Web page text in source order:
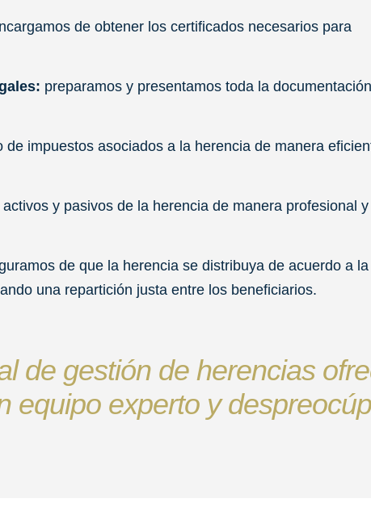
de obtener los certificados necesarios para
preparamos y presentamos toda la documentación
de impuestos asociados a la herencia de manera
y pasivos de la herencia de manera profesional y
de que la herencia se distribuya de acuerdo a la
una repartición justa entre los beneficiarios.
de gestión de herencias
equipo experto y